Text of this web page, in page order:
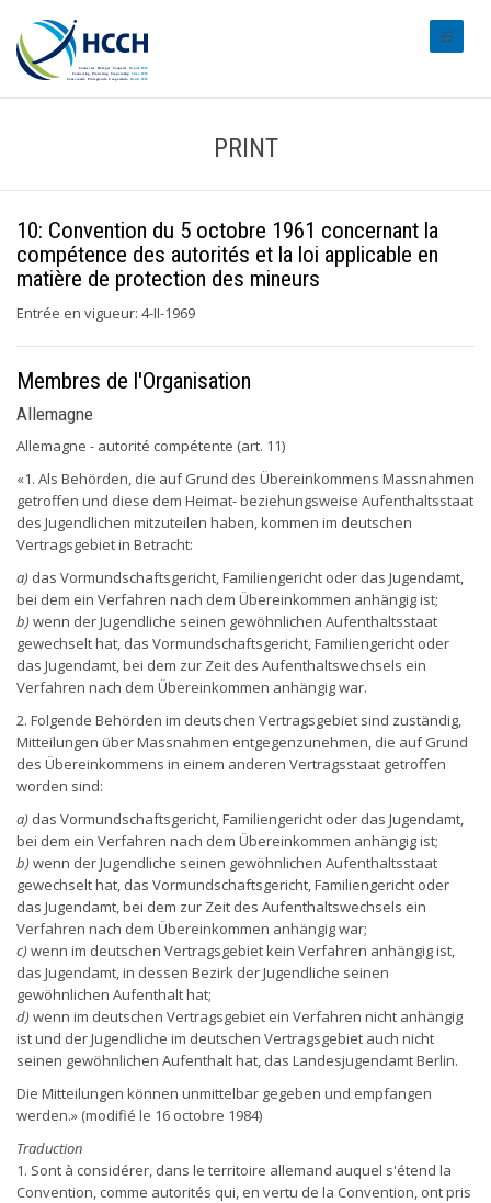
PRINT
10: Convention du 5 octobre 1961 concernant la
compétence des autorités et la loi applicable en
matière de protection des mineurs
Entrée en vigueur: 4-II-1969
Membres de l'Organisation
Allemagne
Allemagne - autorité compétente (art. 11)
«1. Als Behörden, die auf Grund des Übereinkommens Massnahmen
getroffen und diese dem Heimat- beziehungsweise Aufenthaltsstaat
des Jugendlichen mitzuteilen haben, kommen im deutschen
Vertragsgebiet in Betracht:
a) das Vormundschaftsgericht, Familiengericht oder das Jugendamt,
bei dem ein Verfahren nach dem Übereinkommen anhängig ist;
b)wenn der Jugendliche seinen gewöhnlichen Aufenthaltsstaat
gewechselt hat, das Vormundschaftsgericht, Familiengericht oder
das Jugendamt, bei dem zur Zeit des Aufenthaltswechsels ein
Verfahren nach dem Übereinkommen anhängig war.
2. Folgende Behörden im deutschen Vertragsgebiet sind zuständig,
Mitteilungen über Massnahmen entgegenzunehmen, die auf Grund
des Übereinkommens in einem anderen Vertragsstaat getroffen
worden sind:
a) das Vormundschaftsgericht, Familiengericht oder das Jugendamt,
bei dem ein Verfahren nach dem Übereinkommen anhängig ist;
b)wenn der Jugendliche seinen gewöhnlichen Aufenthaltsstaat
gewechselt hat, das Vormundschaftsgericht, Familiengericht oder
das Jugendamt, bei dem zur Zeit des Aufenthaltswechsels ein
Verfahren nach dem Übereinkommen anhängig war;
c)wenn im deutschen Vertragsgebiet kein Verfahren anhängig ist,
das Jugendamt, in dessen Bezirk der Jugendliche seinen
gewöhnlichen Aufenthalt hat;
d)wenn im deutschen Vertragsgebiet ein Verfahren nicht anhängig
ist und der Jugendliche im deutschen Vertragsgebiet auch nicht
seinen gewöhnlichen Aufenthalt hat, das Landesjugendamt Berlin.
Die Mitteilungen können unmittelbar gegeben und empfangen
werden.» (modifié le 16 octobre 1984)
Traduction
1. Sont à considérer, dans le territoire allemand auquel s'étend la
Convention, comme autorités qui, en vertu de la Convention, ont pris